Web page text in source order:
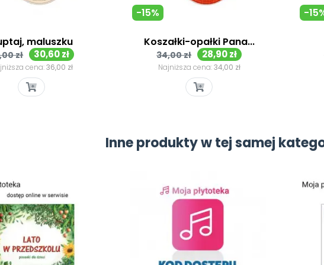
maluszku
zł Cena
30,60 zł
cena:36,00 zł
Szybki podgląd
Koszałki-opałki Pana...
Cena
podstawowa
34,00 zł Cena
28,90 zł
Najniższa cena:34,00 zł
-15%
Szybki podgląd
-
Inne produkty w tej samej